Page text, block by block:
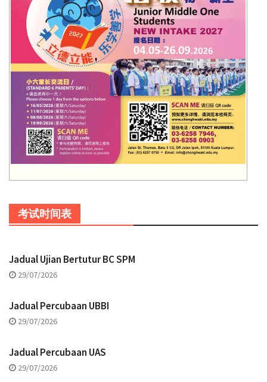
考试时间表
Jadual Ujian Bertutur BC SPM
29/07/2026
Jadual Percubaan UBBI
29/07/2026
Jadual Percubaan UAS
29/07/2026